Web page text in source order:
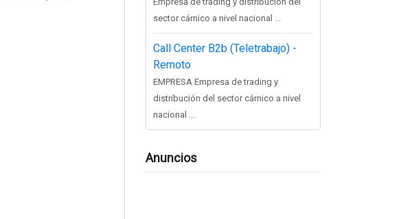
sector cárnico a nivel nacional ...
Call Center B2b (Teletrabajo) -
Remoto
EMPRESA Empresa de trading y
distribución del sector cárnico a nivel
nacional ...
Anuncios